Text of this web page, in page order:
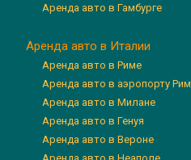
Аренда авто в Гамбурге
Аренда авто в Италии
Аренда авто в Риме
Аренда авто в аэропорту Рим
Аренда авто в Милане
Аренда авто в Генуя
Аренда авто в Вероне